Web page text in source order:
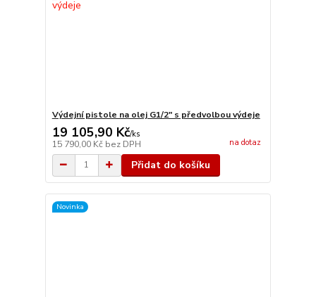
Výdejní pistole na olej G1/2" s předvolbou výdeje
19 105,90 Kč/ks
15 790,00 Kč bez DPH na dotaz
Přidat do košíku
Novinka